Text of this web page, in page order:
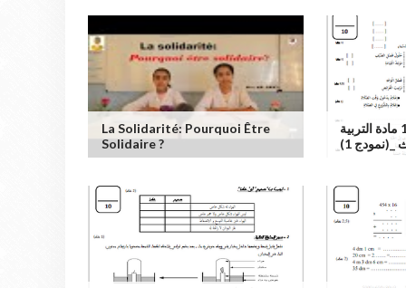
La Solidarité: Pourquoi Être
Solidaire ?
المراقبة المستمرة 2 د1 مادة التربية
_(نمودج 1)